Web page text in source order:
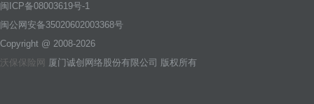
闽ICP备08003619号-1
闽公网安备35020602003368号
Copyright @ 2008-2026
沃保保险网 厦门诚创网络股份有限公司 版权所有